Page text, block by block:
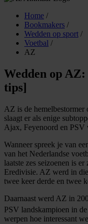
Home /
Bookmakers /
Wedden op sport /
Voetbal /
AZ
Wedden op
tips]
AZ is de hemelbestormer
slaagt er als enige
Ajax, Feyenoord en PSV
Wanneer spreek je van
van het Nederlandse
laatste zes seizoenen is
Eredivisie. AZ werd in
twee keer derde en twee
Daarnaast werd AZ in
PSV landskampioen in de
werpen hoe interessant